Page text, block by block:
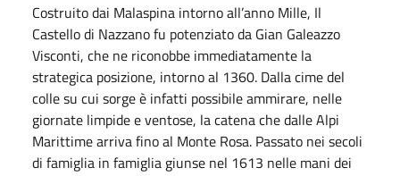
Costruito dai Malaspina intorno all’anno Mille, Il
Castello di Nazzano fu potenziato da Gian Galeazzo
Visconti, che ne riconobbe immediatamente la
strategica posizione, intorno al 1360. Dalla cime del
colle su cui sorge è infatti possibile ammirare, nelle
giornate limpide e ventose, la catena che dalle Alpi
Marittime arriva fino al Monte Rosa. Passato nei secoli
di famiglia in famiglia giunse nel 1613 nelle mani dei